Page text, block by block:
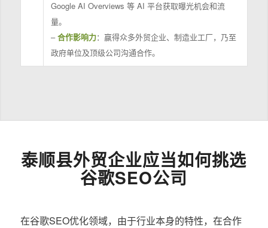
Google AI Overviews 等 AI 平台获取曝光机会和流
量。
–合作影响力：赢得众多外贸企业、制造业工厂，乃至
政府单位及顶级公司沟通合作。
泰顺县外贸企业应当如何挑选
谷歌SEO公司
在谷歌SEO优化领域，由于行业本身的特性，在合作